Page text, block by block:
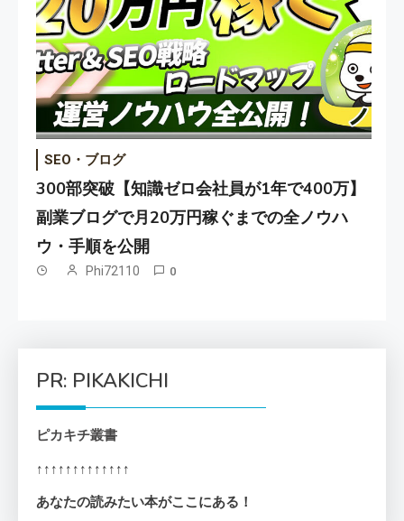
SEO・ブログ
300部突破【知識ゼロ会社員が1年で400万】
副業ブログで月20万円稼ぐまでの全ノウハ
ウ・手順を公開
Phi72110 0
PR: PIKAKICHI
ピカキチ叢書
↑↑↑↑↑↑↑↑↑↑↑↑↑
あなたの読みたい本がここにある！